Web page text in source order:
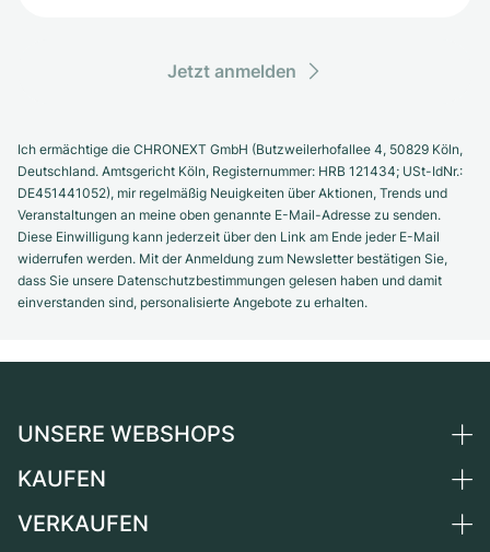
Jetzt anmelden
Ich ermächtige die CHRONEXT GmbH (Butzweilerhofallee 4, 50829 Köln,
Deutschland. Amtsgericht Köln, Registernummer: HRB 121434; USt-IdNr.:
DE451441052), mir regelmäßig Neuigkeiten über Aktionen, Trends und
Veranstaltungen an meine oben genannte E-Mail-Adresse zu senden.
Diese Einwilligung kann jederzeit über den Link am Ende jeder E-Mail
widerrufen werden. Mit der Anmeldung zum Newsletter bestätigen Sie,
dass Sie unsere Datenschutzbestimmungen gelesen haben und damit
einverstanden sind, personalisierte Angebote zu erhalten.
UNSERE WEBSHOPS
Deutschland
KAUFEN
Alle Luxusuhren
VERKAUFEN